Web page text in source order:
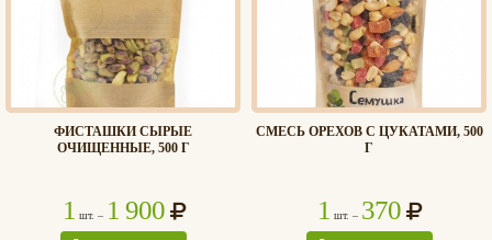
ФИСТАШКИ СЫРЫЕ
ОЧИЩЕННЫЕ, 500 Г
1 шт. – 1 900
СМЕСЬ ОРЕХОВ С ЦУКАТАМИ, 500
Г
1 шт. – 370